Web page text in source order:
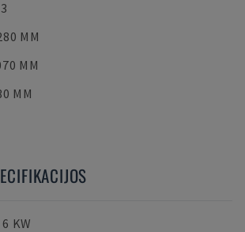
3
MM
MM
MM
6 KW